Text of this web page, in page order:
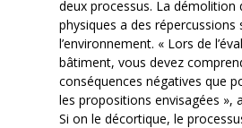
deux processus. La démolition
physiques a des répercussions
l’environnement. « Lors de
bâtiment, vous devez
conséquences négatives que
les propositions envisagées »,
Si on le décortique, le